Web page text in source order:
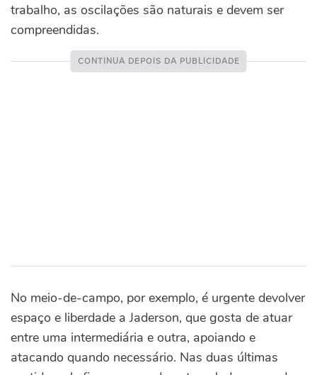
trabalho, as oscilações são naturais e devem ser
compreendidas.
No meio-de-campo, por exemplo, é urgente devolver
espaço e liberdade a Jaderson, que gosta de atuar
entre uma intermediária e outra, apoiando e
atacando quando necessário. Nas duas últimas